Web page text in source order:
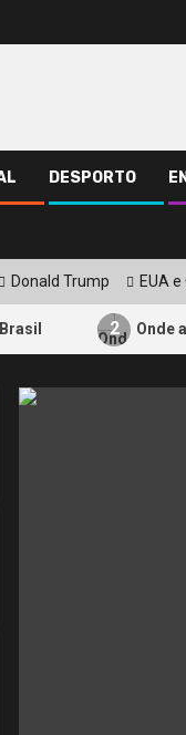
DESPORTO
Donald Trump EUA
2 Onde a